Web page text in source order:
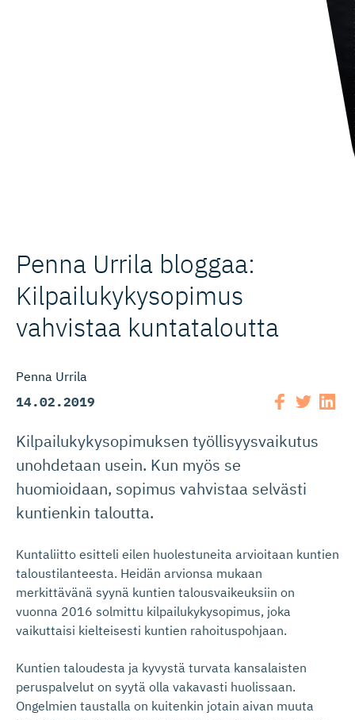
Penna Urrila bloggaa:
Kilpailuky­ky­sopimus
vahvistaa kuntataloutta
Penna Urrila
14.02.2019
Kilpailukykysopimuksen työllisyysvaikutus
unohdetaan usein. Kun myös se
huomioidaan, sopimus vahvistaa selvästi
kuntienkin taloutta.
Kuntaliitto esitteli eilen huolestuneita arvioitaan kuntien
taloustilanteesta. Heidän arvionsa mukaan
merkittävänä syynä kuntien talousvaikeuksiin on
vuonna 2016 solmittu kilpailukykysopimus, joka
vaikuttaisi kielteisesti kuntien rahoituspohjaan.
Kuntien taloudesta ja kyvystä turvata kansalaisten
peruspalvelut on syytä olla vakavasti huolissaan.
Ongelmien taustalla on kuitenkin jotain aivan muuta